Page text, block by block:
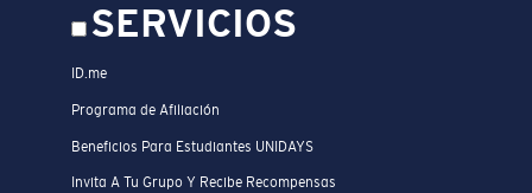
SERVICIOS
ID.me
Programa de Afiliación
Beneficios Para Estudiantes UNIDAYS
Invita A Tu Grupo Y Recibe Recompensas